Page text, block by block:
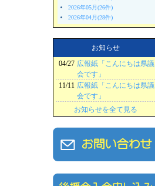
2026年05月(26件)
2026年04月(28件)
お知らせ
04/27 広報紙「こんにちは県議
会です」
11/11 広報紙「こんにちは県議
会です」
お知らせを全て見る